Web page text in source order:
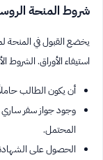
شروط المنحة
يخضع القبول في المنحة
استيفاء الأوراق. الشروط
أن يكون الطالب
المحتمل.
الحصول على الشهادة